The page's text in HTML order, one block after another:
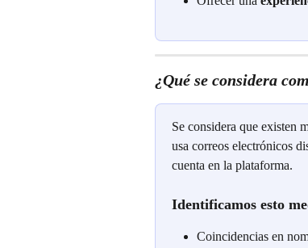
¿Qué se considera
Se considera que existen
usa correos electrónicos
cuenta en la plataforma.
Identificamos esto
Coincidencias en